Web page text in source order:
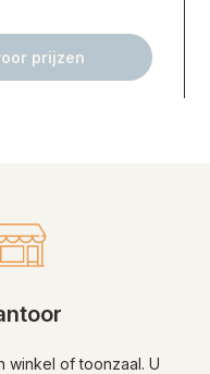
prijzen
winkel of toonzaal. U